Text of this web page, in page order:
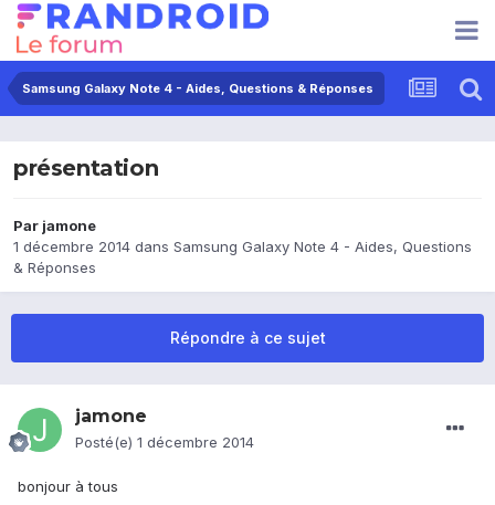
Samsung Galaxy Note 4 - Aides, Questions & Réponses
présentation
Par jamone
1 décembre 2014 dans Samsung Galaxy Note 4 - Aides, Questions
& Réponses
Répondre à ce sujet
jamone
Posté(e) 1 décembre 2014
bonjour à tous